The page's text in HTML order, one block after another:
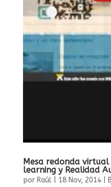
Mesa redonda
learning y Realidad
por Raúl| 18 Nov, 2014|